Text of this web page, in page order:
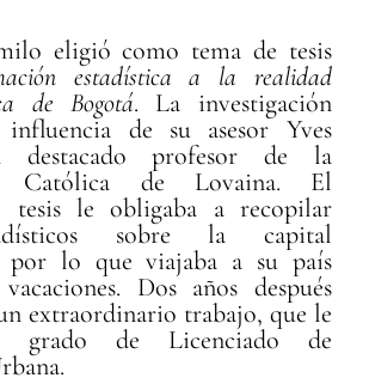
eligió como tema de tesis
estadística a la realidad
de Bogotá. La investigación
de su asesor Yves
destacado profesor de la
Católica de Lovaina. El
tesis le obligaba a recopilar
sobre la capital
por lo que viajaba a su país
Dos años después
extraordinario trabajo, que le
grado de Licenciado de